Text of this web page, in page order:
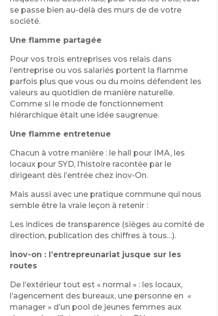
se passe bien au-delà des murs de de votre
société.
Une flamme partagée
Pour vos trois entreprises vos relais dans
l’entreprise ou vos salariés portent la flamme
parfois plus que vous ou du moins défendent les
valeurs au quotidien de manière naturelle.
Comme si le mode de fonctionnement
hiérarchique était une idée saugrenue.
Une flamme entretenue
Chacun à votre manière : le hall pour IMA, les
locaux pour SYD, l’histoire racontée par le
dirigeant dès l’entrée chez inov-On.
Mais aussi avec une pratique commune qui nous
semble être la vraie leçon à retenir :
Les indices de transparence (sièges au comité de
direction, publication des chiffres à tous…).
inov-on : l’entrepreunariat jusque sur les
routes
De l’extérieur tout est « normal » : les locaux,
l’agencement des bureaux, une personne en «
manager » d’un pool de jeunes femmes aux